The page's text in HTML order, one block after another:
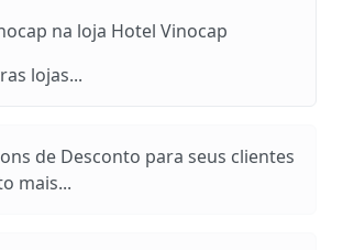
na loja Hotel Vinocap
lojas...
de Desconto para seus clientes
mais...